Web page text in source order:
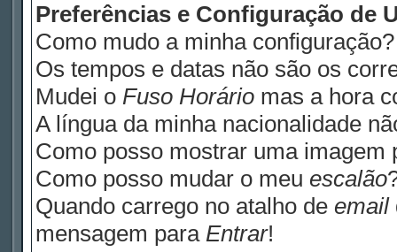
Preferências e Configuração de
Como mudo a minha configuração?
Os tempos e datas não são os
Mudei o Fuso Horário mas a hora
A língua da minha nacionalidade
Como posso mostrar uma
Como posso mudar o meu escalão
Quando carrego no atalho de email
mensagem para Entrar!